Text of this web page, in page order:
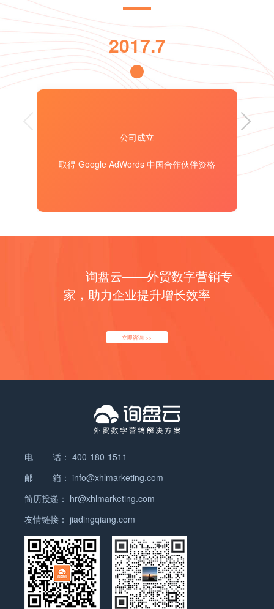
荣膺【年度最佳外贸营销SaaS产品】
2020年8月，SaaS领域的权威盛会“（第五届）中国
SaaS应用大会”在上海落下帷幕，询盘云在“云领
奖”的评选中上荣获【年度最佳外贸营销SaaS】称
号，这是继2019年之后，询盘云第二次获奖。
荣登【2020年中国最受分析师关注新经济 独角兽企业TOP100榜单】
关注新经济独角兽企业TOP100榜单》，该榜单由全
球领先的新经济行业数据挖掘和分析机构iiMedia
Research权威发布。
动，行业首创的询盘云Marketing CRM荣登【2020大
获选【2020中国科创产业新锐TOP50】
在北京举行，询盘云凭借先进的创新能力及产品优势
从700多家企业中脱颖而出，荣登【2020中国科创产
业新锐TOP50】榜单。
2019年5月，在中国SaaS应用大会上，询盘云荣膺
【年度最佳外贸营销SaaS产品】【年度最具投资价值
斩获【商业模式引领奖】
2019年7月，第八届中国财经峰会“商业的力量”致敬
盛典在京盛大启幕。询盘云受邀参加了此次峰会，凭
借开创的外贸营销新模式和优质服务，斩获了【商业
模式引领奖】。
荣列【中国企业云科技服务商50强】
2019年7月，在“中国企业云高峰论坛”上，企业云科
技服务商50强榜单正式揭晓，询盘云首次参评，荣列
入选【ToB行业影响力·产品价值榜】
2019年12月，「ToB行业头条」发布了2019年「ToB
行业影响力榜」，询盘云入选【ToB行业影响力·产品
价值榜】。
荣膺【年度最佳外贸营销SaaS产品】
2017.7
公司成立
取得 Google AdWords 中国合作伙伴资格
询盘云——外贸数字营销专
家，助力企业提升增长效率
立即咨询 >>
电 话： 400-180-1511
邮 箱： info@xhlmarketing.com
简历投递： hr@xhlmarketing.com
友情链接： jiadingqiang.com